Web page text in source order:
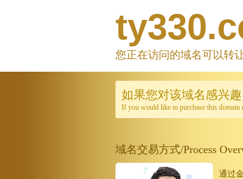
您正在访问的域名可以转
如果您对该域名感兴趣
If you would like to purchase this domain
域名交易方式/Process
通过